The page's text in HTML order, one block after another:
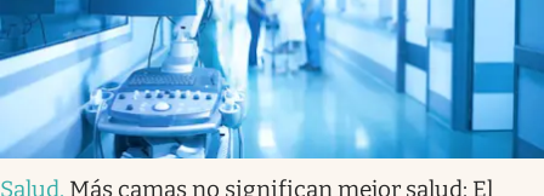
Salud. Más camas no significan mejor salud: El